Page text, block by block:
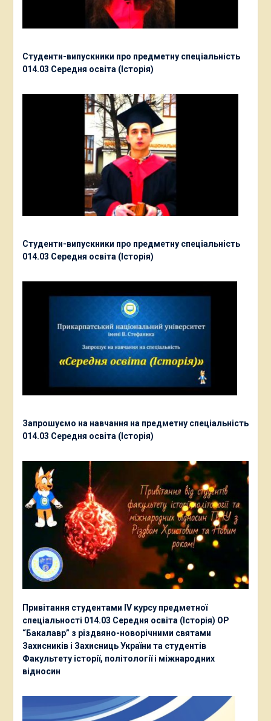
Студенти-випускники про предметну спеціальність
014.03 Середня освіта (Історія)
Студенти-випускники про предметну спеціальність
014.03 Середня освіта (Історія)
Запрошуємо на навчання на предметну спеціальність
014.03 Середня освіта (Історія)
Привітання студентами ІV курсу предметної
спеціальності 014.03 Середня освіта (Історія) ОР
“Бакалавр” з різдвяно-новорічними святами
Захисників і Захисниць України та студентів
Факультету історії, політології і міжнародних
відносин